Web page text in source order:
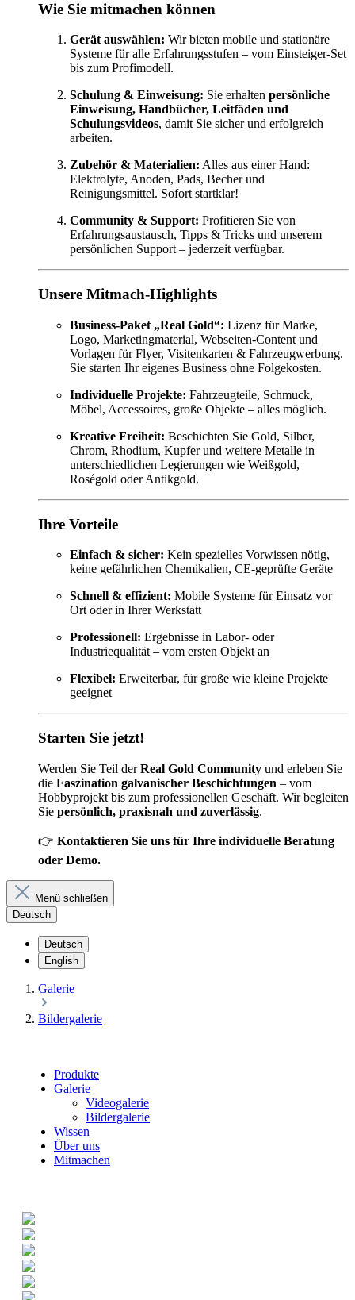
Wie Sie mitmachen können
Gerät auswählen: Wir bieten mobile und stationäre
Systeme für alle Erfahrungsstufen – vom Einsteiger-Set
bis zum Profimodell.
Schulung & Einweisung: Sie erhalten persönliche
Einweisung, Handbücher, Leitfäden und
Schulungsvideos, damit Sie sicher und erfolgreich
arbeiten.
Zubehör & Materialien: Alles aus einer Hand:
Elektrolyte, Anoden, Pads, Becher und
Reinigungsmittel. Sofort startklar!
Community & Support: Profitieren Sie von
Erfahrungsaustausch, Tipps & Tricks und unserem
persönlichen Support – jederzeit verfügbar.
Unsere Mitmach-Highlights
Business-Paket „Real Gold“: Lizenz für Marke,
Logo, Marketingmaterial, Webseiten-Content und
Vorlagen für Flyer, Visitenkarten & Fahrzeugwerbung.
Sie starten Ihr eigenes Business ohne Folgekosten.
Individuelle Projekte: Fahrzeugteile, Schmuck,
Möbel, Accessoires, große Objekte – alles möglich.
Kreative Freiheit: Beschichten Sie Gold, Silber,
Chrom, Rhodium, Kupfer und weitere Metalle in
unterschiedlichen Legierungen wie Weißgold,
Roségold oder Antikgold.
Ihre Vorteile
Einfach & sicher: Kein spezielles Vorwissen nötig,
keine gefährlichen Chemikalien, CE-geprüfte Geräte
Schnell & effizient: Mobile Systeme für Einsatz vor
Ort oder in Ihrer Werkstatt
Professionell: Ergebnisse in Labor- oder
Industriequalität – vom ersten Objekt an
Flexibel: Erweiterbar, für große wie kleine Projekte
geeignet
Starten Sie jetzt!
Werden Sie Teil derReal Gold Community und erleben Sie
die Faszination galvanischer Beschichtungen – vom
Hobbyprojekt bis zum professionellen Geschäft. Wir begleiten
Sie persönlich, praxisnah und zuverlässig.
👉 Kontaktieren Sie uns für Ihre individuelle Beratung
oder Demo.
Menü schließen
Deutsch
Deutsch
English
Galerie
Bildergalerie
Produkte
Galerie
Videogalerie
Bildergalerie
Wissen
Über uns
Mitmachen